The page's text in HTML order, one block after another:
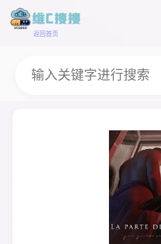
返回首页